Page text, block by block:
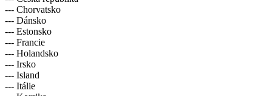
--- Chorvatsko
--- Dánsko
--- Estonsko
--- Francie
--- Holandsko
--- Irsko
--- Island
--- Itálie